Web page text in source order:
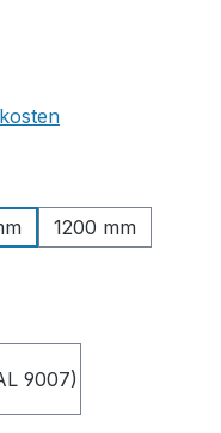
1200 mm
9007)